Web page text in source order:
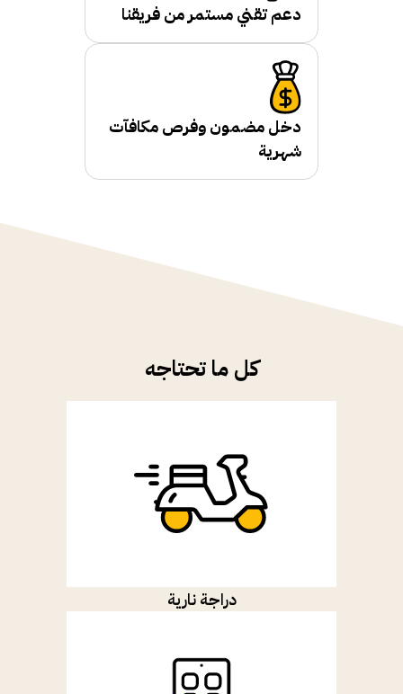
دعم تقني مستمر من فريقنا
دخل مضمون وفرص مكافآت
شهرية
كل ما تحتاجه
دراجة نارية